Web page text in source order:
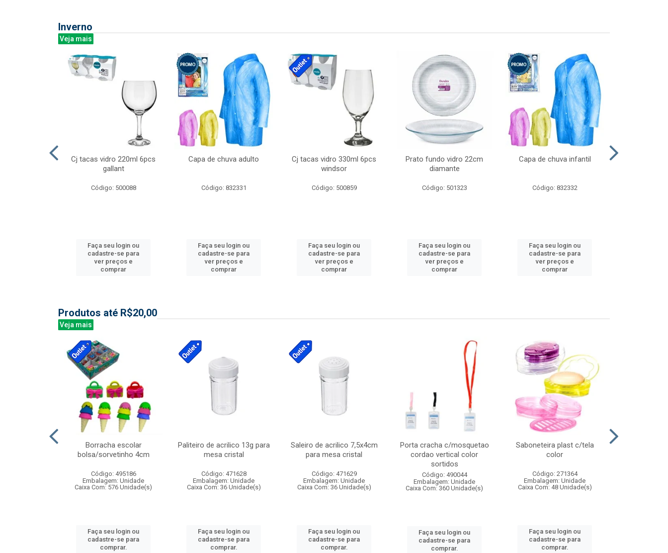
Inverno
Veja mais
Cj tacas vidro 220ml 6pcs
gallant
Código: 500088
Faça seu login ou
cadastre-se para
ver preços e
comprar
Capa de chuva adulto
Código: 832331
Faça seu login ou
cadastre-se para
ver preços e
comprar
Cj tacas vidro 330ml 6pcs
windsor
Código: 500859
Faça seu login ou
cadastre-se para
ver preços e
comprar
Prato fundo vidro 22cm
diamante
Código: 501323
Faça seu login ou
cadastre-se para
ver preços e
comprar
Capa de chuva infantil
Código: 832332
Faça seu login ou
cadastre-se para
ver preços e
comprar
Produtos até R$20,00
Veja mais
Borracha escolar
bolsa/sorvetinho 4cm
Código: 495186
Embalagem: Unidade
Caixa Com: 576 Unidade(s)
Faça seu login ou
cadastre-se para
comprar.
Paliteiro de acrilico 13g para
mesa cristal
Código: 471628
Embalagem: Unidade
Caixa Com: 36 Unidade(s)
Faça seu login ou
cadastre-se para
comprar.
Saleiro de acrilico 7,5x4cm
para mesa cristal
Código: 471629
Embalagem: Unidade
Caixa Com: 36 Unidade(s)
Faça seu login ou
cadastre-se para
comprar.
Porta cracha c/mosquetao
cordao vertical color
sortidos
Código: 490044
Embalagem: Unidade
Caixa Com: 360 Unidade(s)
Faça seu login ou
cadastre-se para
comprar.
Saboneteira plast c/tela
color
Código: 271364
Embalagem: Unidade
Caixa Com: 48 Unidade(s)
Faça seu login ou
cadastre-se para
comprar.